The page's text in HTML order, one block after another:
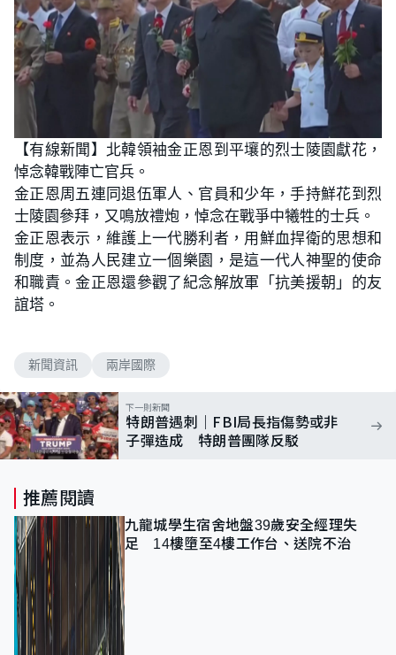
【有線新聞】北韓領袖金正恩到平壤的烈士陵園獻花，
悼念韓戰陣亡官兵。
金正恩周五連同退伍軍人、官員和少年，手持鮮花到烈
士陵園參拜，又鳴放禮炮，悼念在戰爭中犧牲的士兵。
金正恩表示，維護上一代勝利者，用鮮血捍衛的思想和
制度，並為人民建立一個樂園，是這一代人神聖的使命
和職責。金正恩還參觀了紀念解放軍「抗美援朝」的友
誼塔。
新聞資訊 兩岸國際
下一則新聞
特朗普遇刺｜FBI局長指傷勢或非
子彈造成 特朗普團隊反駁
推薦閱讀
九龍城學生宿舍地盤39歲安全經理失
足 14樓墮至4樓工作台、送院不治